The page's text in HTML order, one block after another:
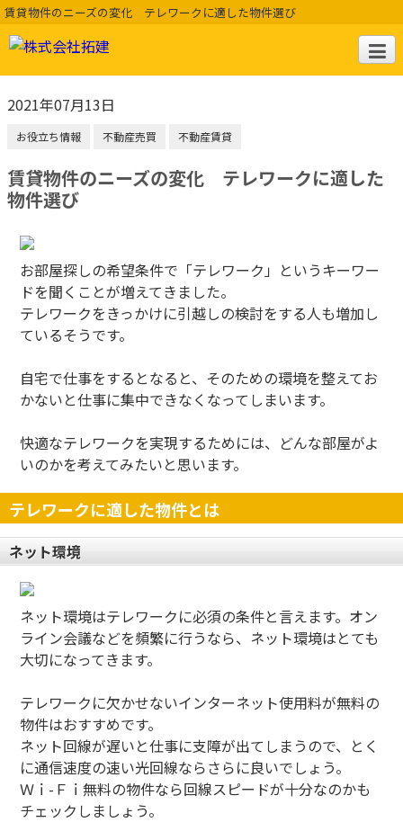
賃貸物件のニーズの変化 テレワークに適した物件選び
2021年07月13日
お役立ち情報 不動産売買 不動産賃貸
賃貸物件のニーズの変化 テレワークに適した
物件選び
お部屋探しの希望条件で「テレワーク」というキーワー
ドを聞くことが増えてきました。
テレワークをきっかけに引越しの検討をする人も増加し
ているそうです。
自宅で仕事をするとなると、そのための環境を整えてお
かないと仕事に集中できなくなってしまいます。
快適なテレワークを実現するためには、どんな部屋がよ
いのかを考えてみたいと思います。
テレワークに適した物件とは
ネット環境
ネット環境はテレワークに必須の条件と言えます。オン
ライン会議などを頻繁に行うなら、ネット環境はとても
大切になってきます。
テレワークに欠かせないインターネット使用料が無料の
物件はおすすめです。
ネット回線が遅いと仕事に支障が出てしまうので、とく
に通信速度の速い光回線ならさらに良いでしょう。
Ｗｉ-Ｆｉ無料の物件なら回線スピードが十分なのかも
チェックしましょう。